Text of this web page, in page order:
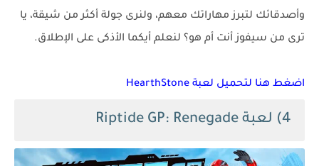
وأصدقائك لتبرز مهاراتك معهم، ولنرى جولة أكثر من شيقة، يا
ترى من سيفوز أنت أم هو؟ لنعلم أيكما الأذكى على الإطلاق.
اضغط هنا لتحميل لعبة HearthStone
4) لعبة Riptide GP: Renegade